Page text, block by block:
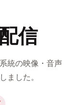
信
統の映像・音声
ました。